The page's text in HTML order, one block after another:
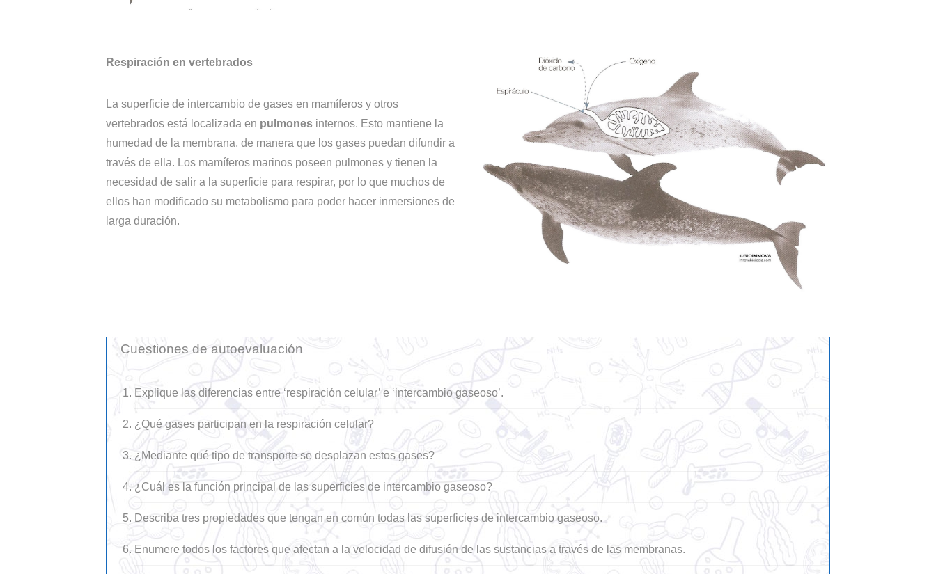
Respiración en vertebrados
La superficie de intercambio de gases en mamíferos y otros
vertebrados está localizada en pulmones internos. Esto mantiene la
humedad de la membrana, de manera que los gases puedan difundir a
través de ella. Los mamíferos marinos poseen pulmones y tienen la
necesidad de salir a la superficie para respirar, por lo que muchos de
ellos han modificado su metabolismo para poder hacer inmersiones de
larga duración.
Cuestiones de autoevaluación
Explique las diferencias entre ‘respiración celular’ e ‘intercambio gaseoso’.
¿Qué gases participan en la respiración celular?
¿Mediante qué tipo de transporte se desplazan estos gases?
¿Cuál es la función principal de las superficies de intercambio gaseoso?
Describa tres propiedades que tengan en común todas las superficies de intercambio gaseoso.
Enumere todos los factores que afectan a la velocidad de difusión de las sustancias a través de las membranas.